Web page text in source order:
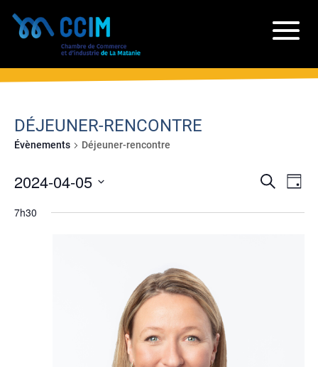
DÉJEUNER-RENCONTRE
Évènements Déjeuner-rencontre
Recherche
Jour
2024-04-05
une
7h30